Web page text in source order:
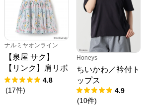
ナルミヤオンライン
【泉屋 サク】
【リンク】肩リボ
ンフラワーキャッ
トワンピース
4.8
(17件)
Honeys
ちいかわ／衿付ト
ップス
4.9
(10件)